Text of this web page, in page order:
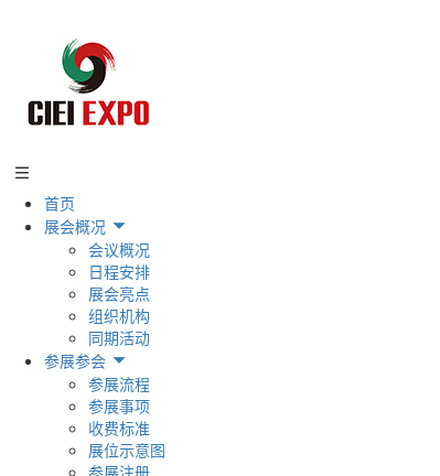
首页
展会概况
会议概况
日程安排
展会亮点
组织机构
同期活动
参展参会
参展流程
参展事项
收费标准
展位示意图
参展注册